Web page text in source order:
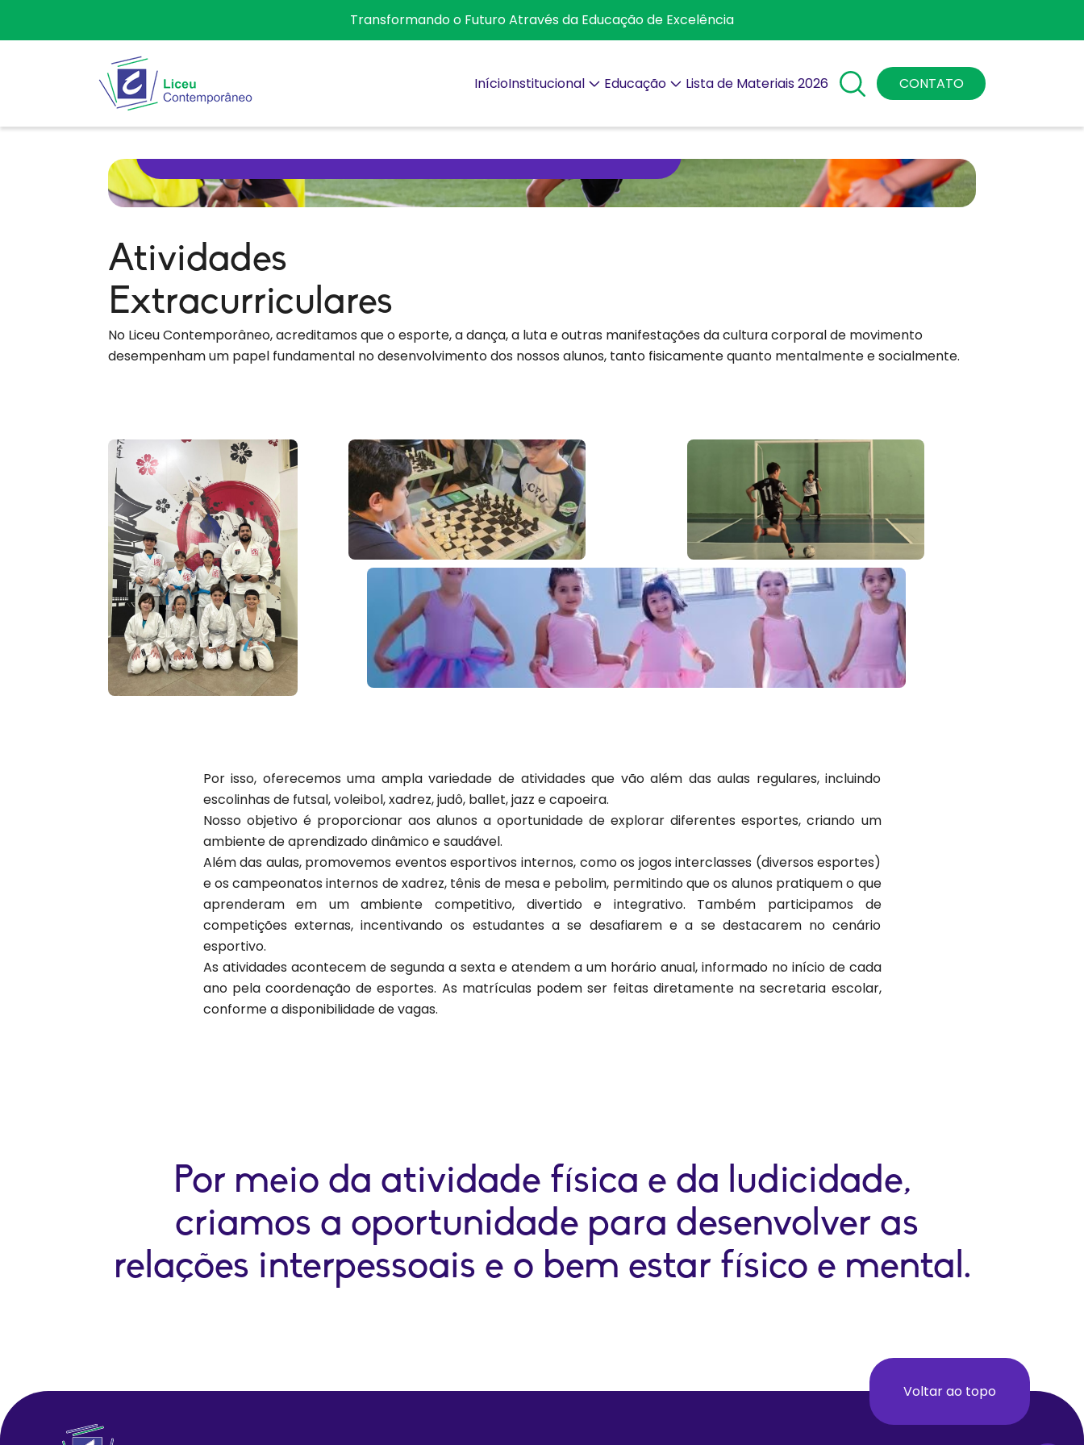
Transformando o Futuro Através da Educação de Excelência
InícioInstitucional Educação Lista de Materiais 2026 CONTATO
Atividades Extracurriculares
Atividades
Extracurriculares
No Liceu Contemporâneo, acreditamos que o esporte, a dança, a luta e outras manifestações da cultura corporal de movimento
desempenham um papel fundamental no desenvolvimento dos nossos alunos, tanto fisicamente quanto mentalmente e socialmente.
Por isso, oferecemos uma ampla variedade de atividades que vão além das aulas regulares, incluindo
escolinhas de futsal, voleibol, xadrez, judô, ballet, jazz e capoeira.​
Nosso objetivo é proporcionar aos alunos a oportunidade de explorar diferentes esportes, criando um
ambiente de aprendizado dinâmico e saudável.​
Além das aulas, promovemos eventos esportivos internos, como os jogos interclasses (diversos esportes)
e os campeonatos internos de xadrez, tênis de mesa e pebolim, permitindo que os alunos pratiquem o que
aprenderam em um ambiente competitivo, divertido e integrativo. Também participamos de
competições externas, incentivando os estudantes a se desafiarem e a se destacarem no cenário
esportivo.​
As atividades acontecem de segunda a sexta e atendem a um horário anual, informado no início de cada
ano pela coordenação de esportes. As matrículas podem ser feitas diretamente na secretaria escolar,
conforme a disponibilidade de vagas.​
Por meio da atividade física e da ludicidade,
criamos a oportunidade para desenvolver as
relações interpessoais e o bem estar físico e mental.
Voltar ao topo